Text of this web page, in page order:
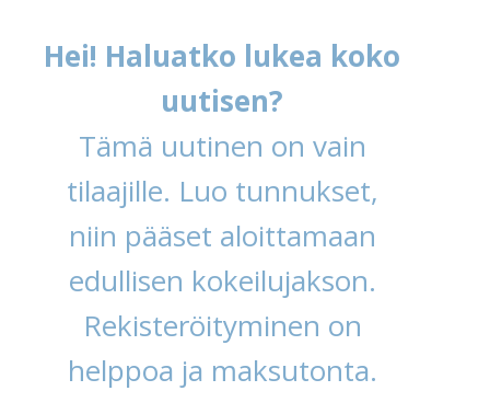
Hei! Haluatko lukea koko
uutisen?
Tämä uutinen on vain
tilaajille. Luo tunnukset,
niin pääset aloittamaan
edullisen kokeilujakson.
Rekisteröityminen on
helppoa ja maksutonta.